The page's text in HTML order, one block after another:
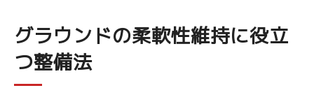
グラウンドの柔軟性維持に役立
つ整備法